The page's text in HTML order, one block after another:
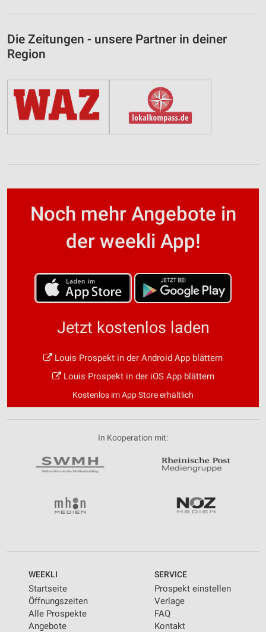
Die Zeitungen - unsere Partner in deiner
Region
Noch mehr Angebote in
der weekli App!
Jetzt kostenlos laden
Louis Prospekt in der Android App blättern
Louis Prospekt in der iOS App blättern
Kostenlos im App Store erhältlich
In Kooperation mit:
WEEKLI
Startseite
Öffnungszeiten
Alle Prospekte
Angebote
SERVICE
Prospekt einstellen
Verlage
FAQ
Kontakt